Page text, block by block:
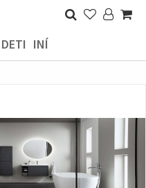
DETI INÍ